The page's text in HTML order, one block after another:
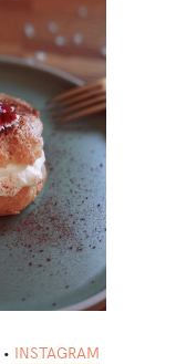
• INSTAGRAM